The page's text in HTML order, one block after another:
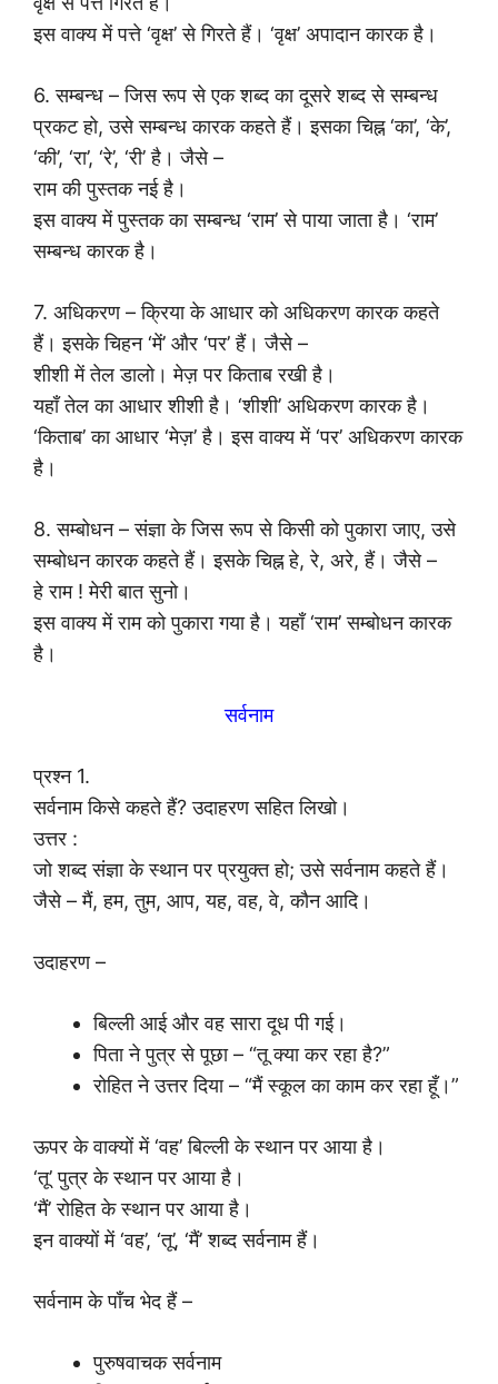
इस वाक्य में पत्ते ‘वृक्ष’ से गिरते हैं। ‘वृक्ष’ अपादान कारक है।
6. सम्बन्ध – जिस रूप से एक शब्द का दूसरे शब्द से सम्बन्ध
प्रकट हो, उसे सम्बन्ध कारक कहते हैं। इसका चिह्न ‘का’, ‘के’,
‘की’, ‘रा’, ‘रे’, ‘री’ है। जैसे –
राम की पुस्तक नई है।
इस वाक्य में पुस्तक का सम्बन्ध ‘राम’ से पाया जाता है। ‘राम’
सम्बन्ध कारक है।
7. अधिकरण – क्रिया के आधार को अधिकरण कारक कहते
हैं। इसके चिहन ‘में’ और ‘पर’ हैं। जैसे –
शीशी में तेल डालो। मेज़ पर किताब रखी है।
यहाँ तेल का आधार शीशी है। ‘शीशी’ अधिकरण कारक है।
‘किताब’ का आधार ‘मेज़’ है। इस वाक्य में ‘पर’ अधिकरण कारक
है।
8. सम्बोधन – संज्ञा के जिस रूप से किसी को पुकारा जाए, उसे
सम्बोधन कारक कहते हैं। इसके चिह्न हे, रे, अरे, हैं। जैसे –
हे राम ! मेरी बात सुनो।
इस वाक्य में राम को पुकारा गया है। यहाँ ‘राम’ सम्बोधन कारक
है।
सर्वनाम
प्रश्न 1.
सर्वनाम किसे कहते हैं? उदाहरण सहित लिखो।
उत्तर :
जो शब्द संज्ञा के स्थान पर प्रयुक्त हो; उसे सर्वनाम कहते हैं।
जैसे – मैं, हम, तुम, आप, यह, वह, वे, कौन आदि।
उदाहरण –
बिल्ली आई और वह सारा दूध पी गई।
पिता ने पुत्र से पूछा – “तू क्या कर रहा है?”
रोहित ने उत्तर दिया – “मैं स्कूल का काम कर रहा हूँ।”
ऊपर के वाक्यों में ‘वह’ बिल्ली के स्थान पर आया है।
‘तू’ पुत्र के स्थान पर आया है।
‘मैं’ रोहित के स्थान पर आया है।
इन वाक्यों में ‘वह’, ‘तू’, ‘मैं’ शब्द सर्वनाम हैं।
सर्वनाम के पाँच भेद हैं –
पुरुषवाचक सर्वनाम